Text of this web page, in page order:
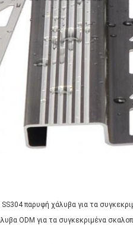
SS304 παρυφή χάλυβα για τα
ODM για τα συγκεκριμένα